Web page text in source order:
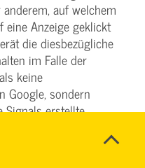
auf welchem
eine Anzeige geklickt
die diesbezügliche
im Falle der
keine
Google, sondern
Signals erstellte
Consent-Tool zu